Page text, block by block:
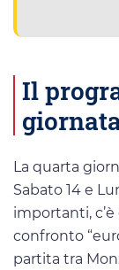
Il
La quarta
Sabato 14 e
importanti, c’è
confronto
partita tra